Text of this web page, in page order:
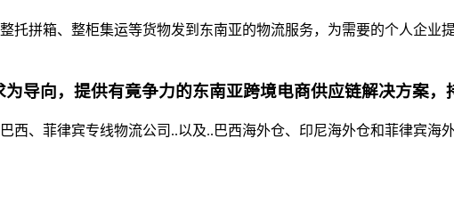
托拼箱、整柜集运等货物发到东南亚的物流服务，为需要的个人企
导向，提供有竟争力的东南亚跨境电商供应链解决方案，
西、菲律宾专线物流公司..以及..巴西海外仓、印尼海外仓和菲律宾海